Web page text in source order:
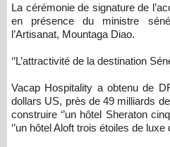
La cérémonie de signature de
en présence du ministre
l’Artisanat, Mountaga Diao.
‘’L’attractivité de la destination
Vacap Hospitality a obtenu de
dollars US, près de 49 milliards
construire ‘’un hôtel Sheraton
‘’un hôtel Aloft trois étoiles de luxe